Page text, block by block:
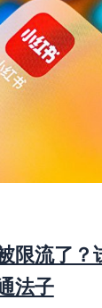
限流了？
法子